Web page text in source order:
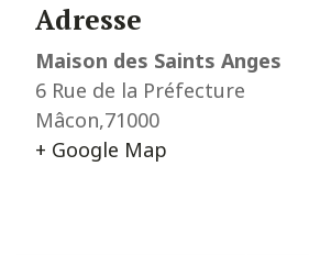
Adresse
Maison des Saints Anges
6 Rue de la Préfecture
Mâcon,71000
+ Google Map